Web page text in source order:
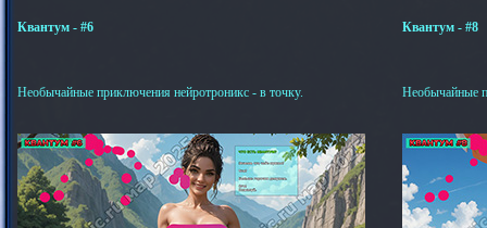
Квантум - #6
Необычайные приключения нейротроникс - в точку.
Квантум - #8
Необычайные